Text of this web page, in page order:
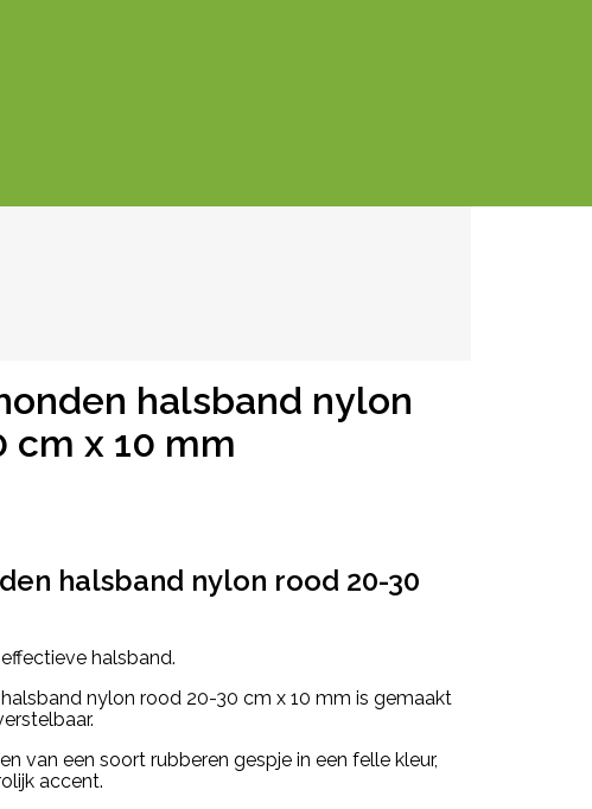
halsband nylon
cm x 10 mm
halsband nylon rood 20-30
halsband.
nylon rood 20-30 cm x 10 mm is gemaakt
van een soort rubberen gespje in een felle kleur,
accent.